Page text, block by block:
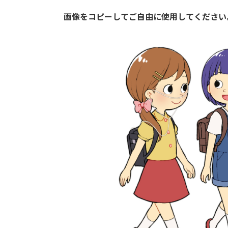
画像をコピーしてご自由に使用してくださ